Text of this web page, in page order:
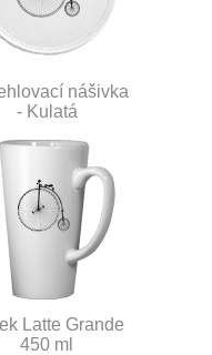
nášivka
- Kulatá
Latte Grande
450 ml